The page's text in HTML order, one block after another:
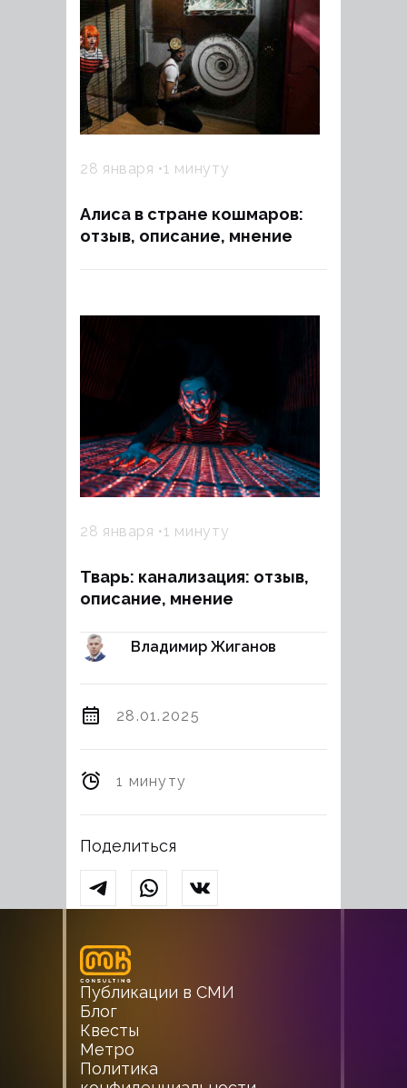
Владимир Жиганов
28.01.2025
1 минуту
Поделиться
28 января 1 минуту
Алиса в стране кошмаров:
отзыв, описание, мнение
28 января 1 минуту
Тварь: канализация: отзыв,
описание, мнение
Публикации в СМИ
Блог
Квесты
Метро
Политика